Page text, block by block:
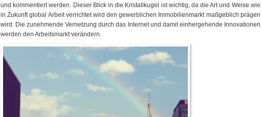
und kommentiert werden. Dieser Blick in die Kristallkugel ist wichtig, da die Art und Weise wie
in Zukunft global Arbeit verrichtet wird den gewerblichen Immobilienmarkt maßgeblich prägen
wird. Die zunehmende Vernetzung durch das Internet und damit einhergehende Innovationen
werden den Arbeitsmarkt verändern.